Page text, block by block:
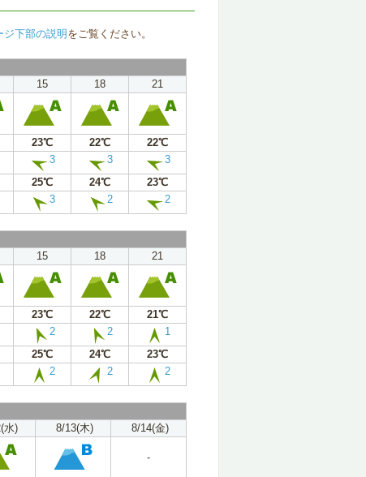
ジ下部の説明 をご覧ください。
15 18 21
23℃ 22℃
22℃
3 3 3
25℃ 24℃
23℃
3 2 2
15 18 21
23℃ 22℃
21℃
2 2 1
25℃ 24℃
23℃
2 2 2
水) 8/13(木) 8/14(金)
-